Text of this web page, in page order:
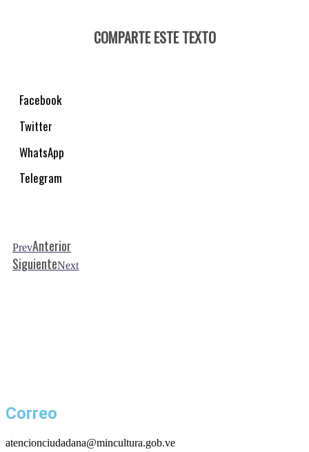
COMPARTE ESTE TEXTO
Facebook
Twitter
WhatsApp
Telegram
PrevAnterior
SiguienteNext
Correo
atencionciudadana@mincultura.gob.ve